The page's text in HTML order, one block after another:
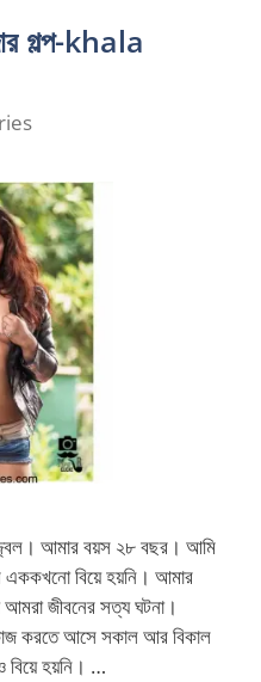
গল্প-khala
আমার বয়স ২৮ বছর। আমি
এককখনো বিয়ে হয়নি। আমার
জীবনের সত্য ঘটনা।
করতে আসে সকাল আর বিকাল
বিয়ে হয়নি। …